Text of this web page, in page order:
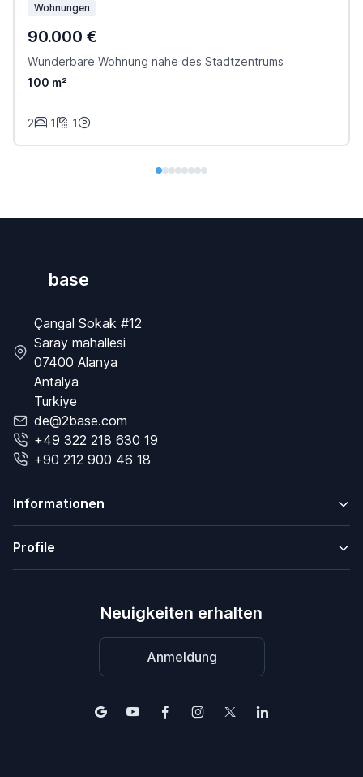
Wohnungen
90.000 €
Wunderbare Wohnung nahe des Stadtzentrums
100 m²
2 1 1
base
Çangal Sokak #12
Saray mahallesi
07400 Alanya
Antalya
Turkiye
de@2base.com
+49 322 218 630 19
+90 212 900 46 18
Informationen
Profile
Neuigkeiten erhalten
Anmeldung